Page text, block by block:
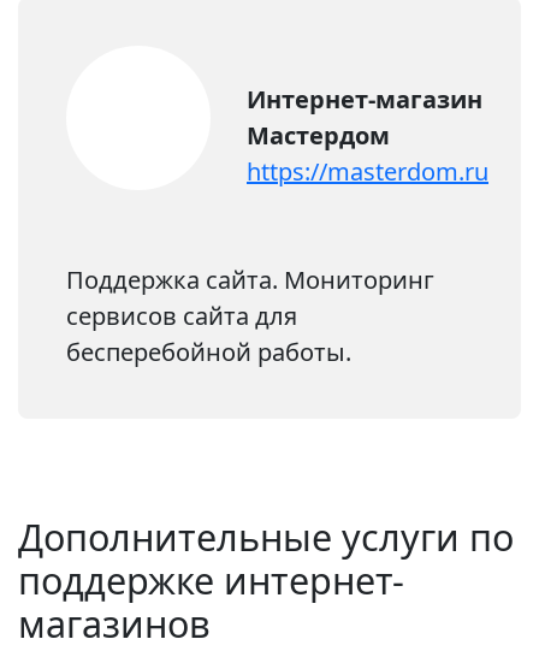
Интернет-магазин
Мастердом
https://masterdom.ru
Поддержка сайта. Мониторинг
сервисов сайта для
бесперебойной работы.
Дополнительные услуги по
поддержке интернет-
магазинов